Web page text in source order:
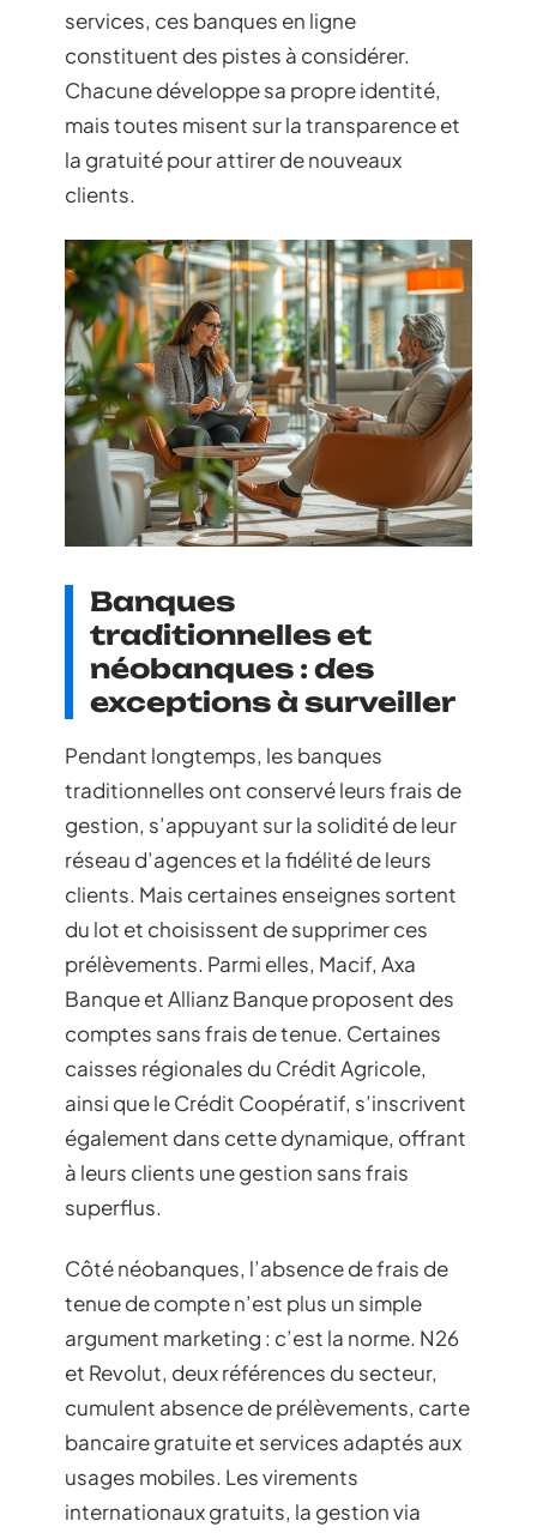
services, ces banques en ligne
constituent des pistes à considérer.
Chacune développe sa propre identité,
mais toutes misent sur la transparence et
la gratuité pour attirer de nouveaux
clients.
Banques
traditionnelles et
néobanques : des
exceptions à surveiller
Pendant longtemps, les banques
traditionnelles ont conservé leurs frais de
gestion, s’appuyant sur la solidité de leur
réseau d’agences et la fidélité de leurs
clients. Mais certaines enseignes sortent
du lot et choisissent de supprimer ces
prélèvements. Parmi elles, Macif, Axa
Banque et Allianz Banque proposent des
comptes sans frais de tenue. Certaines
caisses régionales du Crédit Agricole,
ainsi que le Crédit Coopératif, s’inscrivent
également dans cette dynamique, offrant
à leurs clients une gestion sans frais
superflus.
Côté néobanques, l’absence de frais de
tenue de compte n’est plus un simple
argument marketing : c’est la norme. N26
et Revolut, deux références du secteur,
cumulent absence de prélèvements, carte
bancaire gratuite et services adaptés aux
usages mobiles. Les virements
internationaux gratuits, la gestion via